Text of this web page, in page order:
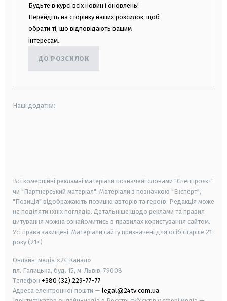
Будьте в курсі всіх новин і оновлень!
Перейдіть на сторінку наших розсилок, щоб
обрати ті, що відповідають вашим
інтересам.
ДО РОЗСИЛОК
Наші додатки:
Всі комерційні рекламні матеріали позначені словами "Спецпроєкт"
чи "Партнерський матеріал". Матеріали з позначкою "Експерт",
"Позиція" відображають позицію авторів та героїв. Редакція може
не поділяти їхніх поглядів. Детальніше щодо реклами та правил
цитування можна ознайомитись в правилах користування сайтом.
Усі права захищені. Матеріали сайту призначені для осіб старше 21
року (21+)
Онлайн-медіа «24 Канал»
пл. Галицька, буд. 15, м. Львів, 79008
Телефон +380 (32) 229-77-77
Адреса електронної пошти — legal@24tv.com.ua